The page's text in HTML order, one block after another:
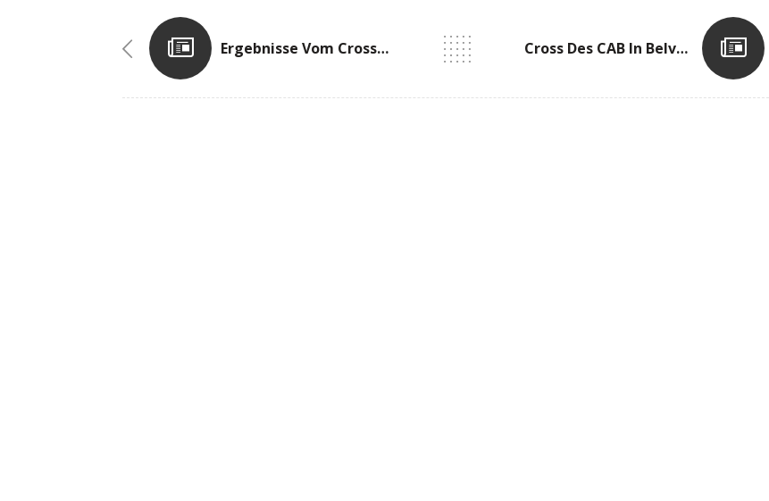
Ergebnisse Vom Cross In Grevenmacher Cross Des CAB In Belvaux